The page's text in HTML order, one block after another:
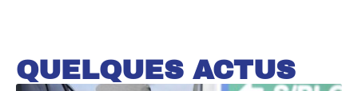
QUELQUES ACTUS